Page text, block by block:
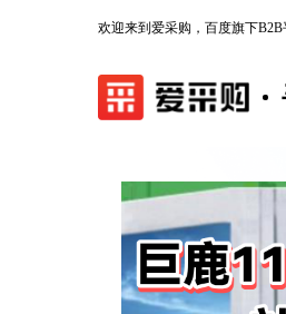
欢迎来到爱采购，百度旗下B2B